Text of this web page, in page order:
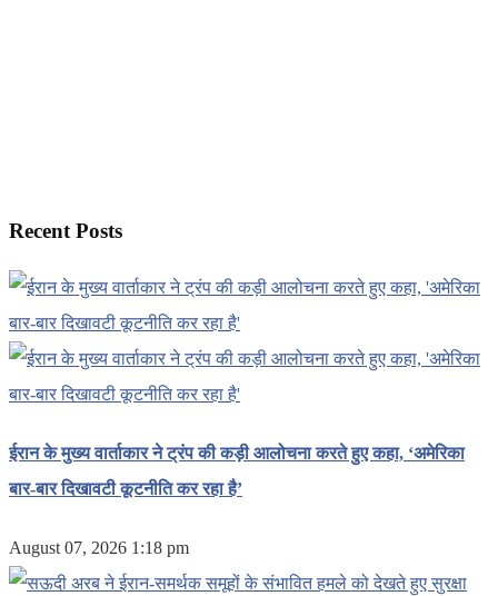
Recent Posts
ईरान के मुख्य वार्ताकार ने ट्रंप की कड़ी आलोचना करते हुए कहा, ‘अमेरिका
बार-बार दिखावटी कूटनीति कर रहा है’
August 07, 2026 1:18 pm